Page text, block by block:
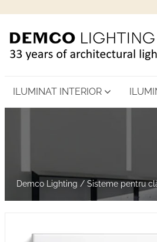
ILUMINAT INTERIOR
Demco Lighting / Sisteme pentru